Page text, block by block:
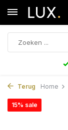
Terug Home
15% sale